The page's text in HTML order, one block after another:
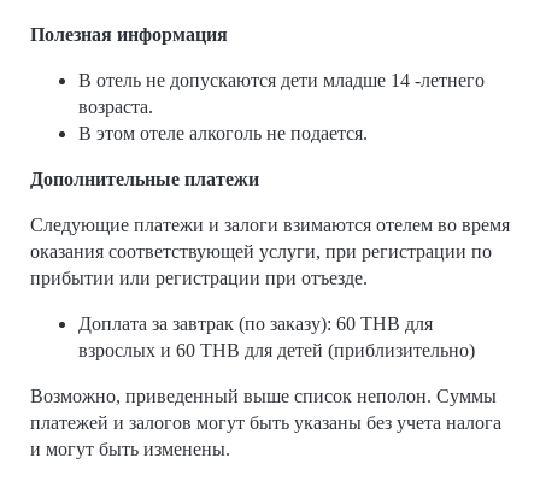
Полезная информация
В отель не допускаются дети младше 14 -летнего
возраста.
В этом отеле алкоголь не подается.
Дополнительные платежи
Следующие платежи и залоги взимаются отелем во время
оказания соответствующей услуги, при регистрации по
прибытии или регистрации при отъезде.
Доплата за завтрак (по заказу): 60 THB для
взрослых и 60 THB для детей (приблизительно)
Возможно, приведенный выше список неполон. Суммы
платежей и залогов могут быть указаны без учета налога
и могут быть изменены.